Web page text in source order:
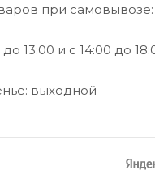
при самовывозе:
13:00 и с 14:00 до
выходной